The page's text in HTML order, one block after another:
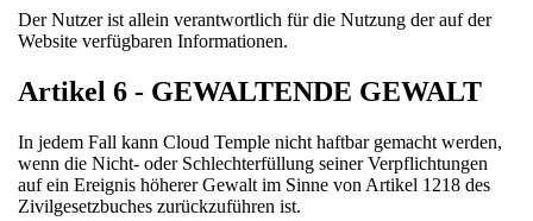
Der Nutzer ist allein verantwortlich für die Nutzung der auf der
Website verfügbaren Informationen.
Artikel 6 - GEWALTENDE GEWALT
In jedem Fall kann Cloud Temple nicht haftbar gemacht werden,
wenn die Nicht- oder Schlechterfüllung seiner Verpflichtungen
auf ein Ereignis höherer Gewalt im Sinne von Artikel 1218 des
Zivilgesetzbuches zurückzuführen ist.